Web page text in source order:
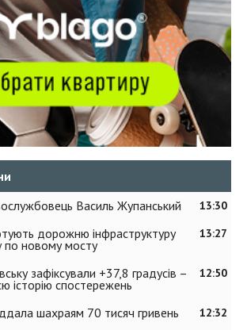
13:30
Василь Жупанський
13:27
дорожню інфраструктуру
по новому мосту
12:50
зафіксували +37,8 градусів –
історію спостережень
12:32
шахраям 70 тисяч гривень